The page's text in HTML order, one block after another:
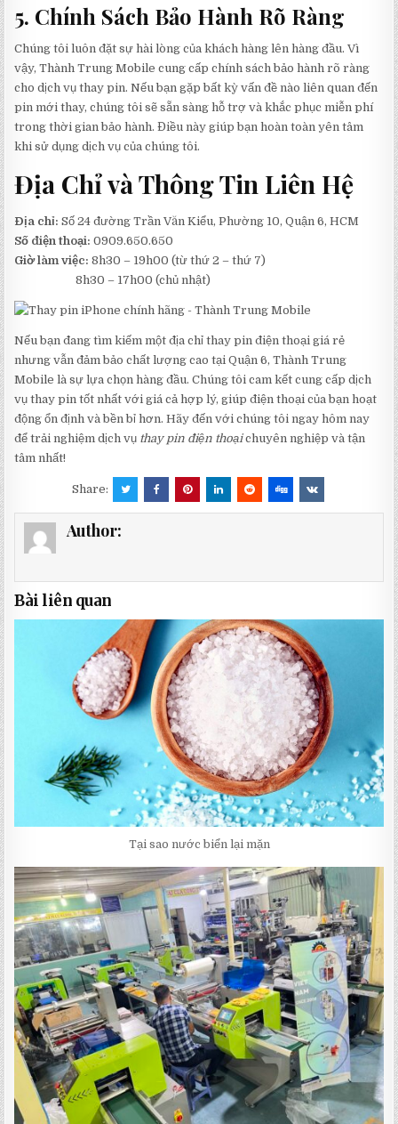
5. Chính Sách Bảo Hành Rõ Ràng
Chúng tôi luôn đặt sự hài lòng của khách hàng lên hàng đầu. Vì
vậy, Thành Trung Mobile cung cấp chính sách bảo hành rõ ràng
cho dịch vụ thay pin. Nếu bạn gặp bất kỳ vấn đề nào liên quan đến
pin mới thay, chúng tôi sẽ sẵn sàng hỗ trợ và khắc phục miễn phí
trong thời gian bảo hành. Điều này giúp bạn hoàn toàn yên tâm
khi sử dụng dịch vụ của chúng tôi.
Địa Chỉ và Thông Tin Liên Hệ
Địa chỉ: Số 24 đường Trần Văn Kiểu, Phường 10, Quận 6, HCM
Số điện thoại: 0909.650.650
Giờ làm việc: 8h30 – 19h00 (từ thứ 2 – thứ 7)
8h30 – 17h00 (chủ nhật)
Nếu bạn đang tìm kiếm một địa chỉ thay pin điện thoại giá rẻ
nhưng vẫn đảm bảo chất lượng cao tại Quận 6, Thành Trung
Mobile là sự lựa chọn hàng đầu. Chúng tôi cam kết cung cấp dịch
vụ thay pin tốt nhất với giá cả hợp lý, giúp điện thoại của bạn hoạt
động ổn định và bền bỉ hơn. Hãy đến với chúng tôi ngay hôm nay
để trải nghiệm dịch vụ thay pin điện thoạichuyên nghiệp và tận
tâm nhất!
Share:
Author:
Bài liên quan
Tại sao nước biển lại mặn